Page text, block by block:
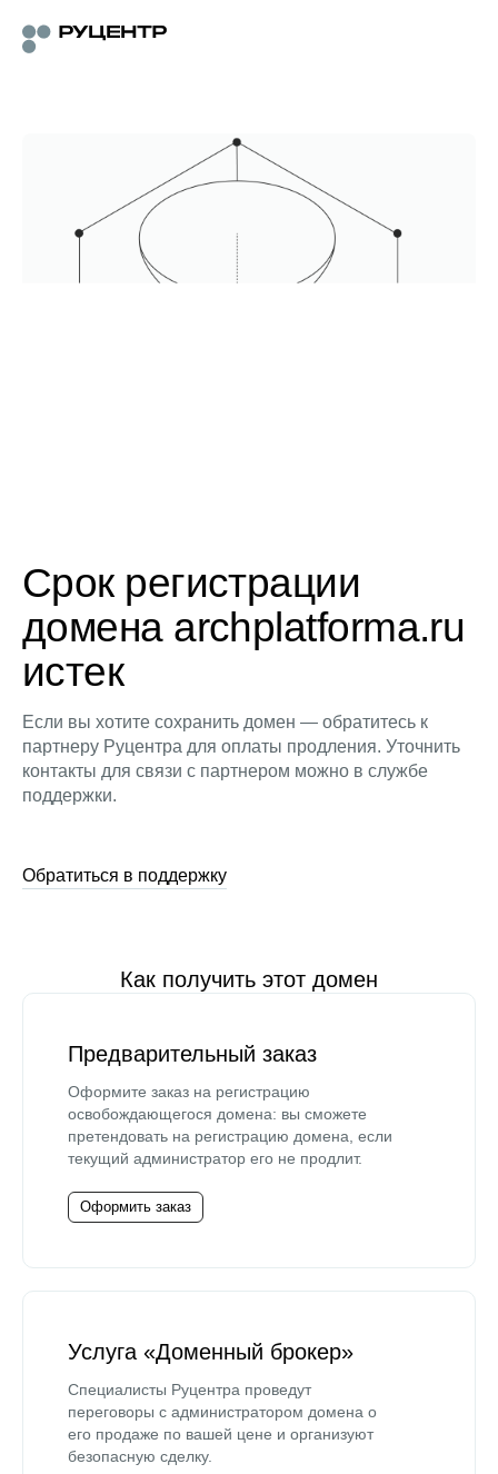
Срок регистрации
домена archplatforma.ru
истек
Если вы хотите сохранить домен — обратитесь к
партнеру Руцентра для оплаты продления. Уточнить
контакты для связи с партнером можно в службе
поддержки.
Обратиться в поддержку
Как получить этот домен
Предварительный заказ
Оформите заказ на регистрацию
освобождающегося домена: вы сможете
претендовать на регистрацию домена, если
текущий администратор его не продлит.
Оформить заказ
Услуга «Доменный брокер»
Специалисты Руцентра проведут
переговоры с администратором домена о
его продаже по вашей цене и организуют
безопасную сделку.